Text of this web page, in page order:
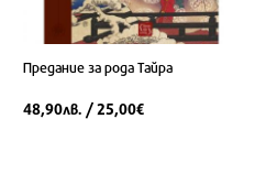
Предание за рода Тайра
48,90лв. / 25,00€